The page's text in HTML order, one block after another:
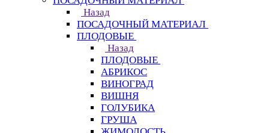
Назад
ПОСАДОЧНЫЙ МАТЕРИАЛ
ПЛОДОВЫЕ
Назад
ПЛОДОВЫЕ
АБРИКОС
ВИНОГРАД
ВИШНЯ
ГОЛУБИКА
ГРУША